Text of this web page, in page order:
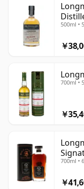
500ml •
￥
700ml •
￥
700ml •
￥